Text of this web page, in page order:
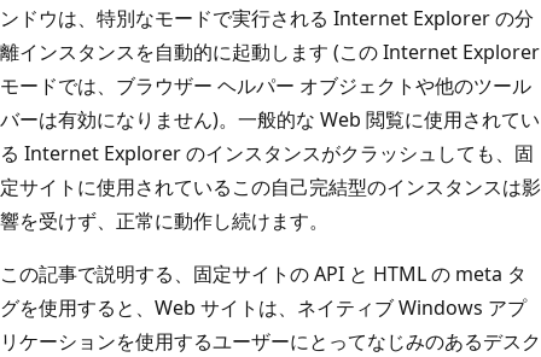
ンドウは、特別なモードで実行される Internet Explorer の分
離インスタンスを自動的に起動します (この Internet Explorer
モードでは、ブラウザー ヘルパー オブジェクトや他のツール
バーは有効になりません)。一般的な Web 閲覧に使用されてい
る Internet Explorer のインスタンスがクラッシュしても、固
定サイトに使用されているこの自己完結型のインスタンスは影
響を受けず、正常に動作し続けます。
この記事で説明する、固定サイトの API と HTML の meta タ
グを使用すると、Web サイトは、ネイティブ Windows アプ
リケーションを使用するユーザーにとってなじみのあるデスク